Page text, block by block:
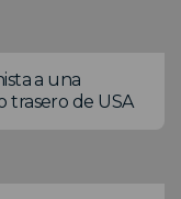
a una
trasero de USA